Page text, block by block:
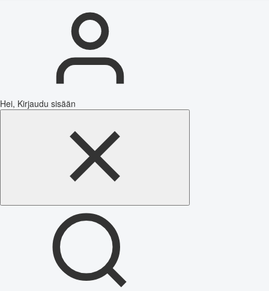
Hei, Kirjaudu sisään